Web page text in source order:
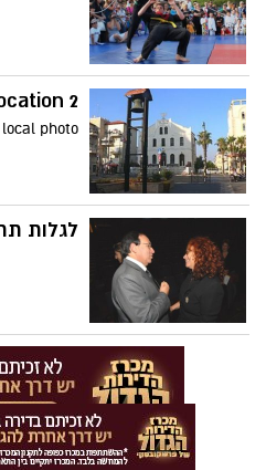
2
local photo
לגלות